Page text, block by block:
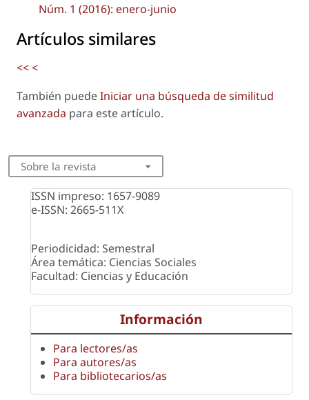
Núm. 1 (2016): enero-junio
Artículos similares
<<<
También puedeIniciar una búsqueda de similitud
avanzada para este artículo.
Sobre la revista
ISSN impreso: 1657-9089
e-ISSN: 2665-511X
Periodicidad: Semestral
Área temática: Ciencias Sociales
Facultad: Ciencias y Educación
Información
Para lectores/as
Para autores/as
Para bibliotecarios/as